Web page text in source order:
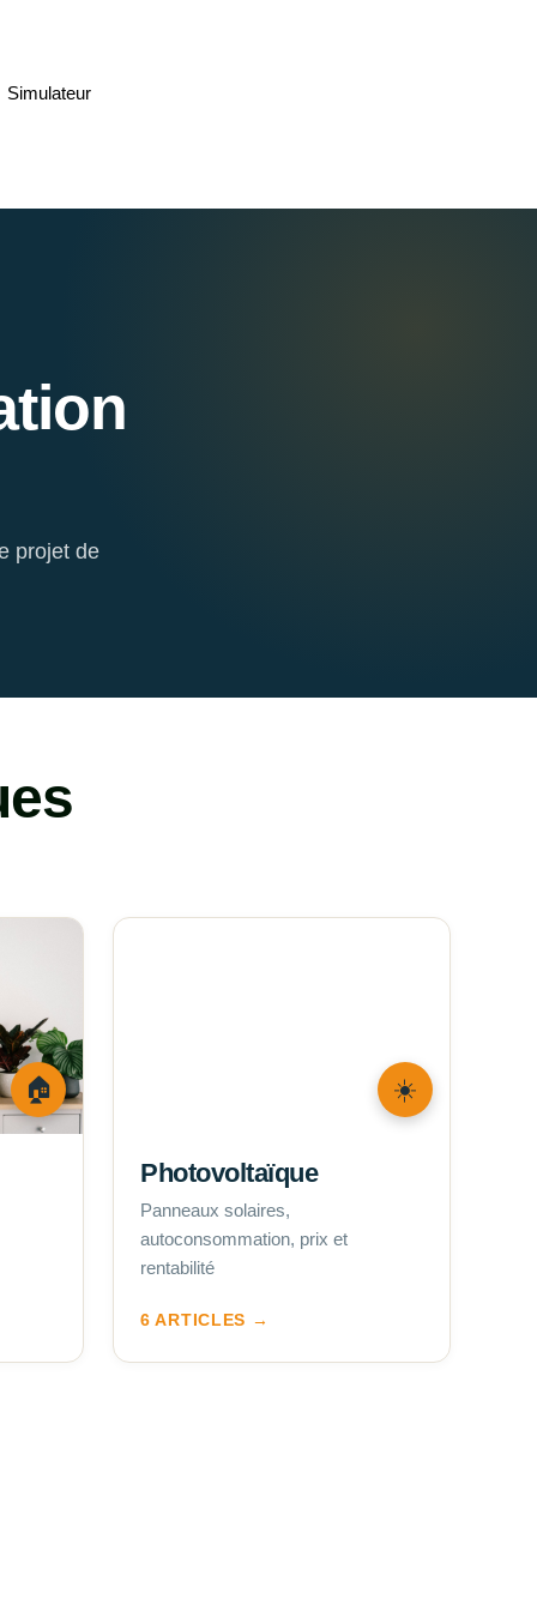
Simulateur
projet de
🏠 ☀️
Photovoltaïque
Panneaux solaires,
autoconsommation, prix et
rentabilité
6 ARTICLES →